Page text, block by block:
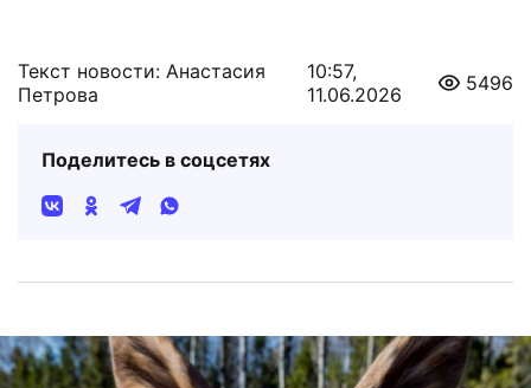
Текст новости: Анастасия
Петрова
10:57,
11.06.2026
5496
Поделитесь в соцсетях